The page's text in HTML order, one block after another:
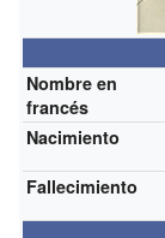
Nombre en
francés
Nacimiento
Fallecimiento